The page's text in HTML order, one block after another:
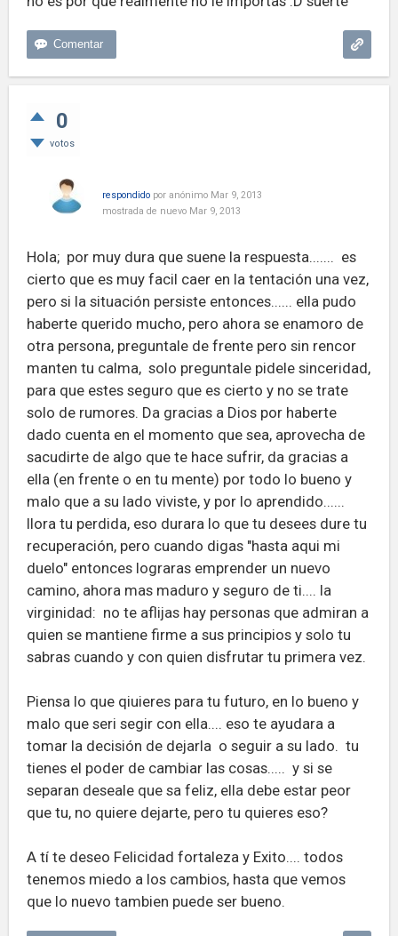
0
votos
respondido por anónimo Mar 9, 2013
mostrada de nuevo Mar 9, 2013
Hola; por muy dura que suene la respuesta....... es
cierto que es muy facil caer en la tentación una vez,
pero si la situación persiste entonces...... ella pudo
haberte querido mucho, pero ahora se enamoro de
otra persona, preguntale de frente pero sin rencor
manten tu calma, solo preguntale pidele sinceridad,
para que estes seguro que es cierto y no se trate
solo de rumores. Da gracias a Dios por haberte
dado cuenta en el momento que sea, aprovecha de
sacudirte de algo que te hace sufrir, da gracias a
ella (en frente o en tu mente) por todo lo bueno y
malo que a su lado viviste, y por lo aprendido......
llora tu perdida, eso durara lo que tu desees dure tu
recuperación, pero cuando digas "hasta aqui mi
duelo" entonces lograras emprender un nuevo
camino, ahora mas maduro y seguro de ti.... la
virginidad: no te aflijas hay personas que admiran a
quien se mantiene firme a sus principios y solo tu
sabras cuando y con quien disfrutar tu primera vez.
Piensa lo que qiuieres para tu futuro, en lo bueno y
malo que seri segir con ella.... eso te ayudara a
tomar la decisión de dejarla o seguir a su lado. tu
tienes el poder de cambiar las cosas..... y si se
separan deseale que sa feliz, ella debe estar peor
que tu, no quiere dejarte, pero tu quieres eso?
A tí te deseo Felicidad fortaleza y Exito.... todos
tenemos miedo a los cambios, hasta que vemos
que lo nuevo tambien puede ser bueno.